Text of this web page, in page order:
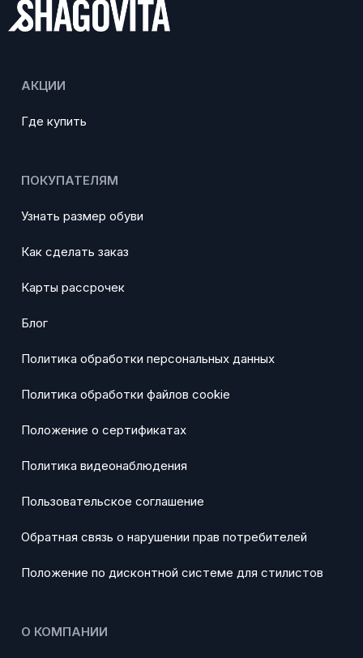
АКЦИИ
Где купить
ПОКУПАТЕЛЯМ
Узнать размер обуви
Как сделать заказ
Карты рассрочек
Блог
Политика обработки персональных данных
Политика обработки файлов cookie
Положение о сертификатах
Политика видеонаблюдения
Пользовательское соглашение
Обратная связь о нарушении прав потребителей
Положение по дисконтной системе для стилистов
О КОМПАНИИ